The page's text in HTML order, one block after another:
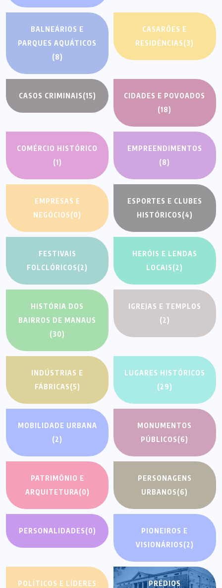
BALNEÁRIOS E
PARQUES AQUÁTICOS
(8)
CASARÕES E
RESIDÊNCIAS(3)
CASOS CRIMINAIS(15)
CIDADES E POVOADOS
(18)
COMÉRCIO HISTÓRICO
(1)
EMPREENDIMENTOS
(8)
EMPRESAS E
NEGÓCIOS(0)
ESPORTES E CLUBES
HISTÓRICOS(4)
FESTIVAIS
FOLCLÓRICOS(2)
HERÓIS E LENDAS
LOCAIS(2)
HISTÓRIA DOS
BAIRROS DE MANAUS
(30)
IGREJAS E TEMPLOS
(2)
INDÚSTRIAS E
FÁBRICAS(5)
LUGARES HISTÓRICOS
(29)
MOBILIDADE URBANA
(2)
MONUMENTOS
PÚBLICOS(6)
PATRIMÔNIO E
ARQUITETURA(0)
PERSONAGENS
URBANOS(6)
PERSONALIDADES(0)
PIONEIROS E
VISIONÁRIOS(2)
POLÍTICOS E LÍDERES PRÉDIOS